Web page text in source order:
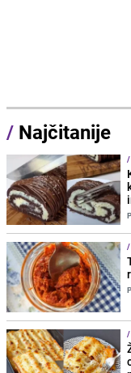
/ Najčitanije
/
/
/